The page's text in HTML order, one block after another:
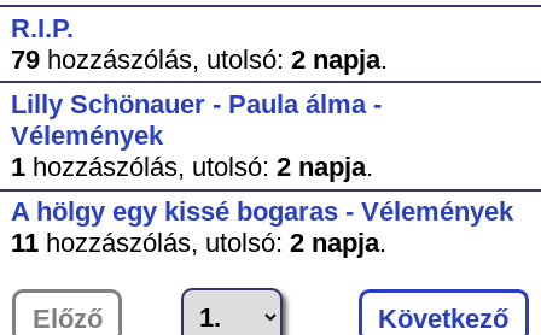
R.I.P.
79hozzászólás, utolsó: 2 napja.
Lilly Schönauer - Paula álma -
Vélemények
1hozzászólás, utolsó: 2 napja.
A hölgy egy kissé bogaras - Vélemények
11hozzászólás, utolsó: 2 napja.
Előző Következő